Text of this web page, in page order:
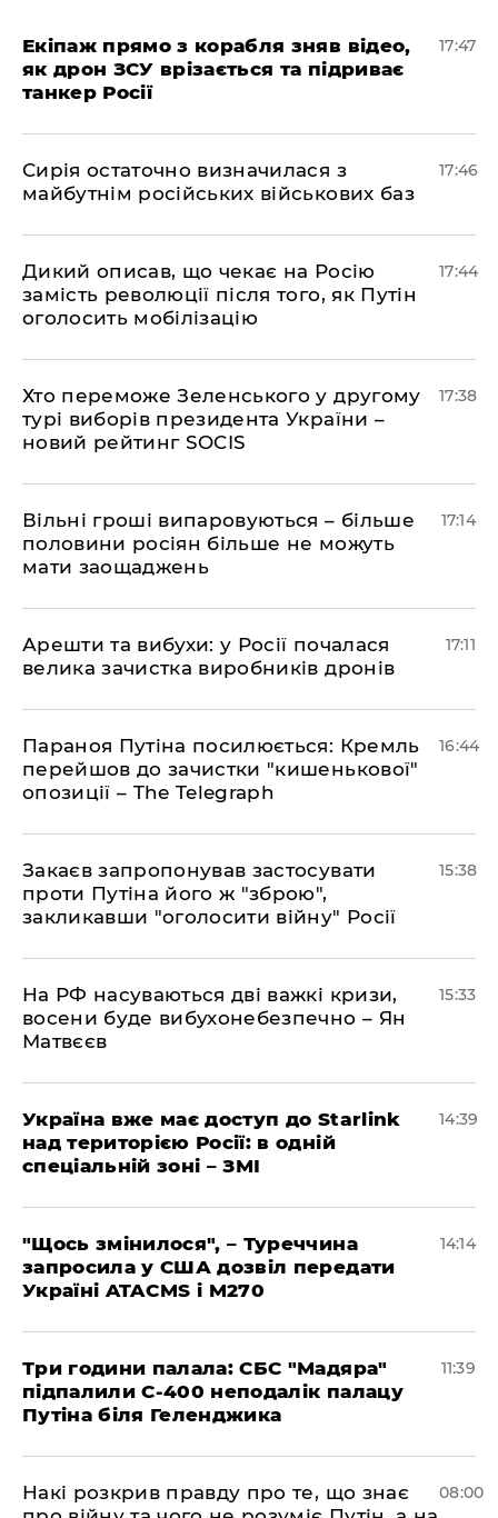
Екіпаж прямо з корабля зняв відео,
як дрон ЗСУ врізається та підриває
танкер Росії
17:47
Сирія остаточно визначилася з
майбутнім російських військових баз
17:46
Дикий описав, що чекає на Росію
замість революції після того, як Путін
оголосить мобілізацію
17:44
Хто переможе Зеленського у другому
турі виборів президента України –
новий рейтинг SOCIS
17:38
Вільні гроші випаровуються – більше
половини росіян більше не можуть
мати заощаджень
17:14
Арешти та вибухи: у Росії почалася
велика зачистка виробників дронів
17:11
Параноя Путіна посилюється: Кремль
перейшов до зачистки "кишенькової"
опозиції – The Telegraph
16:44
Закаєв запропонував застосувати
проти Путіна його ж "зброю",
закликавши "оголосити війну" Росії
15:38
На РФ насуваються дві важкі кризи,
восени буде вибухонебезпечно – Ян
Матвєєв
15:33
Україна вже має доступ до Starlink
над територією Росії: в одній
спеціальній зоні – ЗМІ
14:39
"Щось змінилося", – Туреччина
запросила у США дозвіл передати
Україні ATACMS і M270
14:14
Три години палала: СБС "Мадяра"
підпалили С-400 неподалік палацу
Путіна біля Геленджика
11:39
Накі розкрив правду про те, що знає
08:00